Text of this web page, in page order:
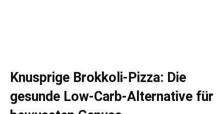
Knusprige Brokkoli-Pizza: Die
gesunde Low-Carb-Alternative für